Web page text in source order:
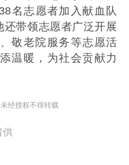
名志愿者加入献血队
带领志愿者广泛开展
敬老院服务等志愿活
温暖，为社会贡献力
经授权不得转载
供